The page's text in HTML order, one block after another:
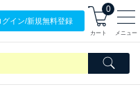
グイン/新規無料登録
0
カート メニュー